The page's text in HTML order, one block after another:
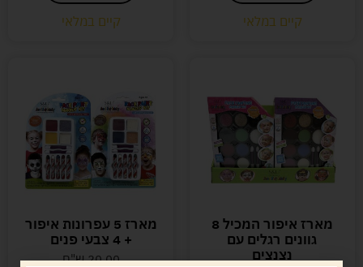
קיים במלאי קיים במלאי
מארז איפור המכיל 8
גוונים רגלים עם
נצנצים
מארז 5 עפרונות איפור
+ 4 צבעי פנים
20.00 ש"ח